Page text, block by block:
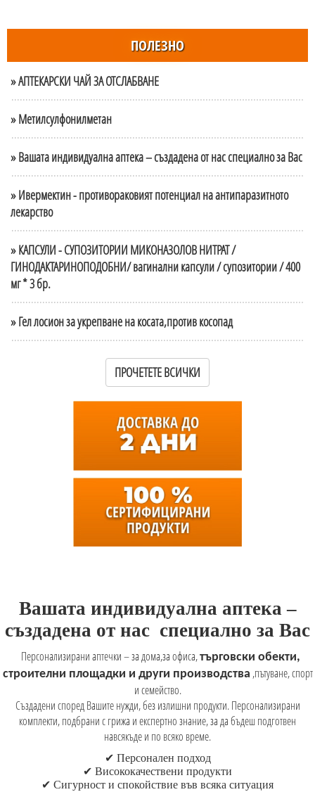
ПОЛЕЗНО
» АПТЕКАРСКИ ЧАЙ ЗА ОТСЛАБВАНЕ
» Метилсулфонилметан
» Вашата индивидуална аптека – създадена от нас специално за Вас
» Ивермектин - противораковият потенциал на антипаразитното
лекарство
» КАПСУЛИ - СУПОЗИТОРИИ МИКОНАЗОЛОВ НИТРАТ /
ГИНОДАКТАРИНОПОДОБНИ/ вагинални капсули / супозитории / 400
мг * 3 бр.
» Гел лосион за укрепване на косата,против косопад
ПРОЧЕТЕТЕ ВСИЧКИ
Вашата индивидуална аптека –
създадена от нас специално за Вас
Персонализирани аптечки – за дома,за офиса,търговски обекти,
строителни площадки и други производства ,пътуване, спорт
и семейство.
Създадени според Вашите нужди, без излишни продукти. Персонализирани
комплекти, подбрани с грижа и експертно знание, за да бъдеш подготвен
навсякъде и по всяко време.
✔ Персонален подход
✔ Висококачествени продукти
✔ Сигурност и спокойствие във всяка ситуация